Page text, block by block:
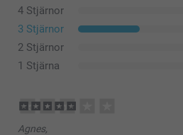
4 Stjärnor
3 Stjärnor
2 Stjärnor
1 Stjärna
Agnes,